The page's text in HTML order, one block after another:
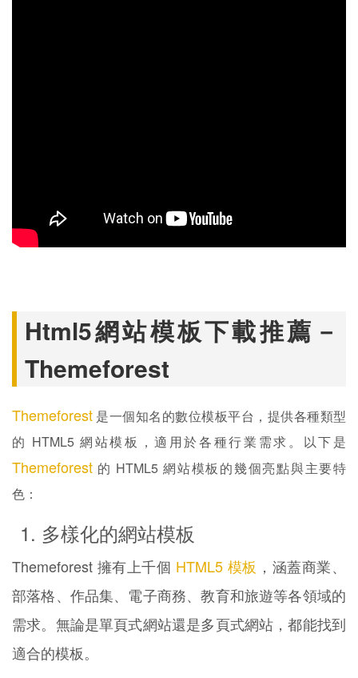
Html5網站模板下載推薦－
Themeforest
Themeforest 是一個知名的數位模板平台，提供各種類型
的 HTML5 網站模板，適用於各種行業需求。以下是
Themeforest 的 HTML5 網站模板的幾個亮點與主要特
色：
1. 多樣化的網站模板
Themeforest 擁有上千個 HTML5 模板 ，涵蓋商業、
部落格、作品集、電子商務、教育和旅遊等各領域的
需求。無論是單頁式網站還是多頁式網站，都能找到
適合的模板。